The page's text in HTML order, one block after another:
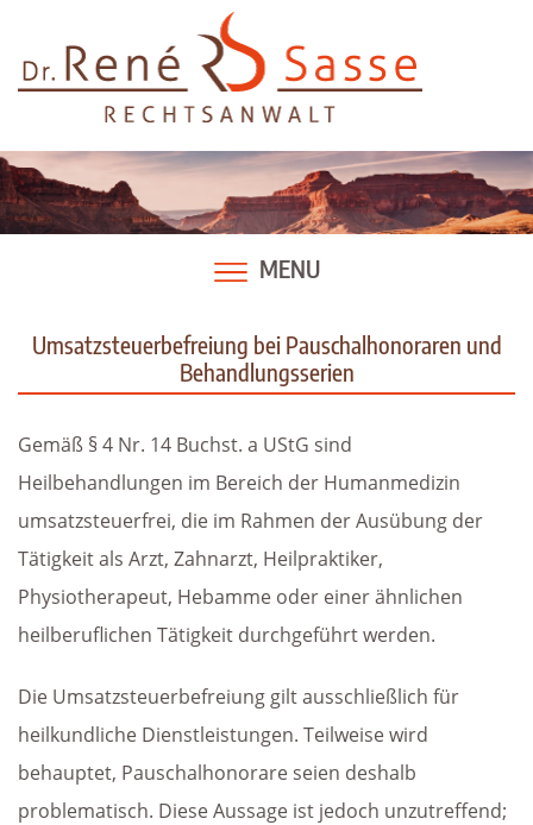
content
MENU
Umsatzsteuerbefreiung bei Pauschalhonoraren und
Behandlungsserien
Gemäß § 4 Nr. 14 Buchst. a UStG sind
Heilbehandlungen im Bereich der Humanmedizin
umsatzsteuerfrei, die im Rahmen der Ausübung der
Tätigkeit als Arzt, Zahnarzt, Heilpraktiker,
Physiotherapeut, Hebamme oder einer ähnlichen
heilberuflichen Tätigkeit durchgeführt werden.
Die Umsatzsteuerbefreiung gilt ausschließlich für
heilkundliche Dienstleistungen. Teilweise wird
behauptet, Pauschalhonorare seien deshalb
problematisch. Diese Aussage ist jedoch unzutreffend;